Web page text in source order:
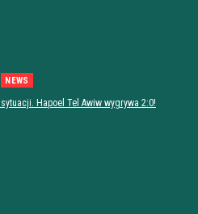
NEWS
Hapoel Tel Awiw wygrywa 2:0!